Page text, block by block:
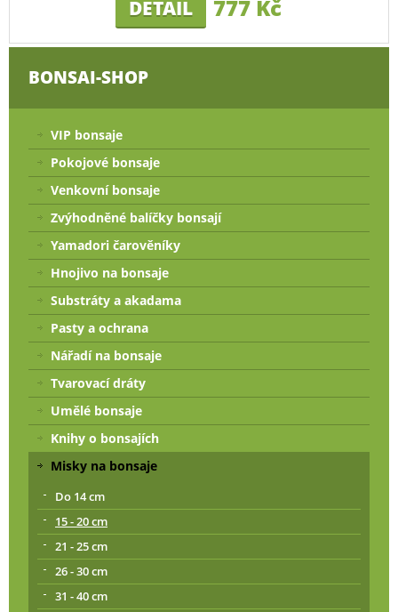
DETAIL 777 Kč
BONSAI-SHOP
VIP bonsaje
Pokojové bonsaje
Venkovní bonsaje
Zvýhodněné balíčky bonsají
Yamadori čarověníky
Hnojivo na bonsaje
Substráty a akadama
Pasty a ochrana
Nářadí na bonsaje
Tvarovací dráty
Umělé bonsaje
Knihy o bonsajích
Misky na bonsaje
Do 14 cm
15 - 20 cm
21 - 25 cm
26 - 30 cm
31 - 40 cm